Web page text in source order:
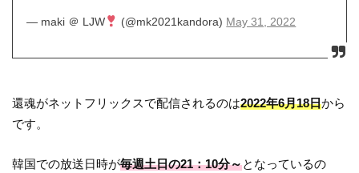
— maki ＠ LJW (@mk2021kandora) May 31, 2022
還魂がネットフリックスで配信されるのは2022年6月18日から
です。
韓国での放送日時が毎週土日の21：10分～となっているの